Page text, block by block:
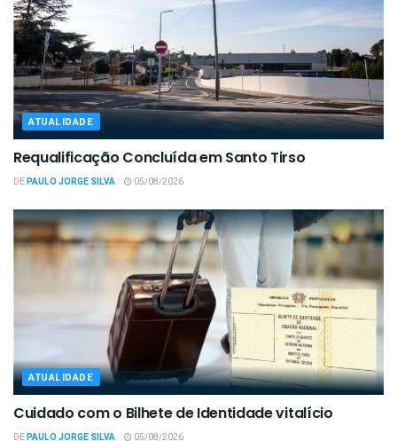
ATUALIDADE
Requalificação Concluída em Santo Tirso
DEPAULO JORGE SILVA 05/08/2026
ATUALIDADE
Cuidado com o Bilhete de Identidade vitalício
DEPAULO JORGE SILVA 05/08/2026